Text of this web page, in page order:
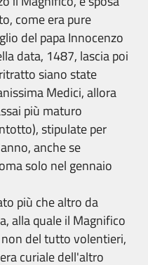
come era pure
del papa Innocenzo
data, 1487, lascia poi
siano state
Medici, allora
più maturo
stipulate per
anche se
solo nel gennaio
più che altro da
alla quale il Magnifico
del tutto volentieri,
curiale dell'altro